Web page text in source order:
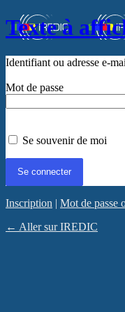
Texte à
Identifiant ou adresse e-
Mot de passe
Se souvenir de moi
Inscription | Mot de passe
← Aller sur IREDIC